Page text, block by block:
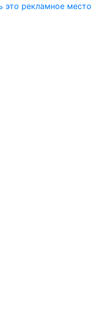
это рекламное место